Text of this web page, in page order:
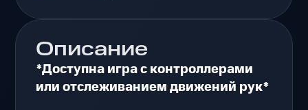
Описание
*Доступна игра с контроллерами
или отслеживанием движений рук*